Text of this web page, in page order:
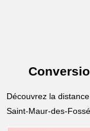
Découvrez la
Saint-Maur-des-